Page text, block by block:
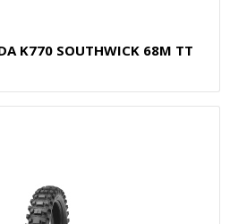
K770 SOUTHWICK 68M TT